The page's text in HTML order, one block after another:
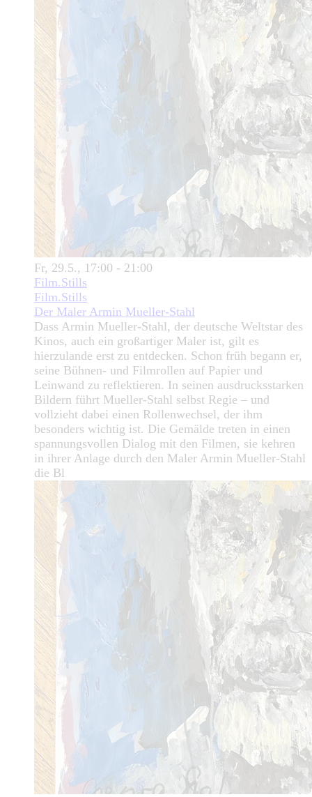
Fr, 29.5., 17:00 - 21:00
Film.Stills
Film.Stills
Der Maler Armin Mueller-Stahl
Dass Armin Mueller-Stahl, der deutsche Weltstar des
Kinos, auch ein großartiger Maler ist, gilt es
hierzulande erst zu entdecken. Schon früh begann er,
seine Bühnen- und Filmrollen auf Papier und
Leinwand zu reflektieren. In seinen ausdrucksstarken
Bildern führt Mueller-Stahl selbst Regie – und
vollzieht dabei einen Rollenwechsel, der ihm
besonders wichtig ist. Die Gemälde treten in einen
spannungsvollen Dialog mit den Filmen, sie kehren
in ihrer Anlage durch den Maler Armin Mueller-Stahl
die Bl